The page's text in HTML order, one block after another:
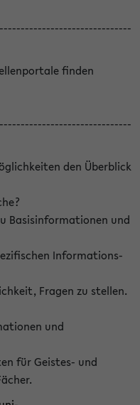
finden
den Überblick
Basisinformationen und
Informations-
Fragen zu stellen.
und
für Geistes- und